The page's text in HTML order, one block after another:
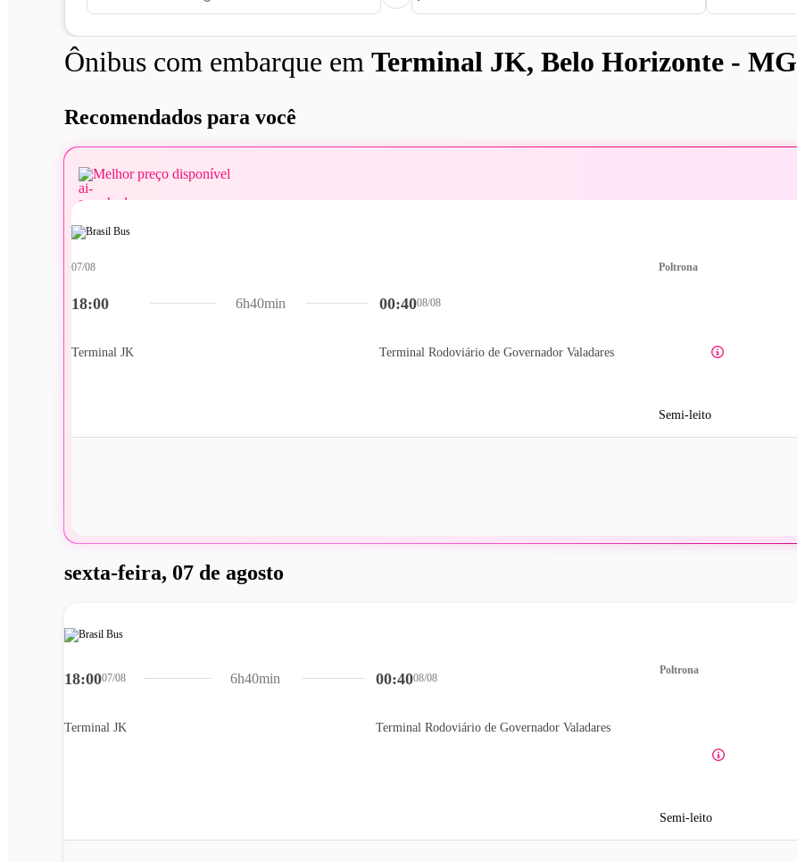
Ônibus com embarque em Terminal JK, Belo Horizonte - MG
Recomendados para você
Melhor preço disponível
18:00
07/08
Terminal JK
00:4008/08
Terminal Rodoviário de Governador Valadares
6h40min
Poltrona
Semi-leito
sexta-feira, 07 de agosto
18:0007/08
Terminal JK
00:4008/08
Terminal Rodoviário de Governador Valadares
6h40min
Poltrona
Semi-leito